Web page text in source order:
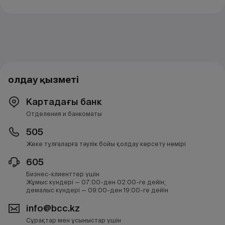
Қолдау қызметі
Картадағы банк
Отделения и банкоматы
505
Жеке тұлғаларға тәулік бойы қолдау көрсету нөмірі
605
Бизнес-клиенттер үшін
Жұмыс күндері — 07:00-ден 02:00-ге дейін;
демалыс күндері — 09:00-ден 19:00-ге дейін
info@bcc.kz
Сұрақтар мен ұсыныстар үшін